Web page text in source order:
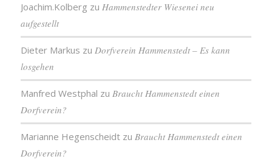
Joachim.Kolberg zu Hammenstedter Wiesenei neu
aufgestellt
Dieter Markus zu Dorfverein Hammenstedt – Es kann
losgehen
Manfred Westphal zu Braucht Hammenstedt einen
Dorfverein?
Marianne Hegenscheidtzu Braucht Hammenstedt einen
Dorfverein?